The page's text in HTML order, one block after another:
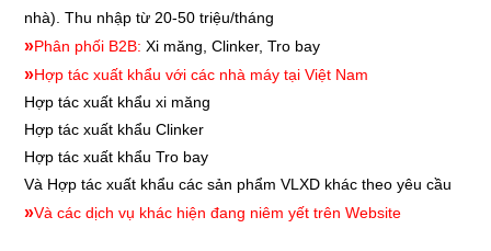
nhà). Thu nhập từ 20-50 triệu/tháng
»Phân phối B2B: Xi măng, Clinker, Tro bay
»Hợp tác xuất khẩu với các nhà máy tại Việt Nam
Hợp tác xuất khẩu xi măng
Hợp tác xuất khẩu Clinker
Hợp tác xuất khẩu Tro bay
Và Hợp tác xuất khẩu các sản phẩm VLXD khác theo yêu cầu
»Và các dịch vụ khác hiện đang niêm yết trên Website